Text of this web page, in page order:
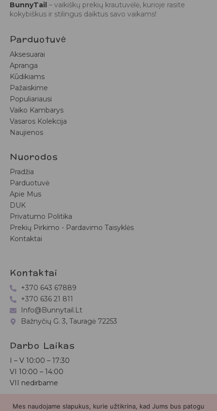
BunnyTail – vaikiškų prekių krautuvėlė, kurioje rasite
kokybiškus ir stilingus daiktus savo vaikams!
Parduotuvė
Aksesuarai
Apranga
Kūdikiams
Pažaiskime
Populiariausi
Vaiko Kambarys
Vasaros Kolekcija
Naujienos
Nuorodos
Pradžia
Parduotuvė
Apie Mus
DUK
Privatumo Politika
Prekių Pirkimo - Pardavimo Taisyklės
Kontaktai
Kontaktai
+370 643 67889
+370 636 21 811
Info@bunnytail.lt
Bažnyčių G. 3, Tauragė 72253
Darbo Laikas
I – V 10:00 – 17:30
VI 10:00 – 14:00
VII nedirbame
Mes naudojame slapukus, kurie užtikrina, kad Jums bus patogu